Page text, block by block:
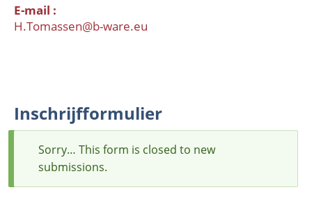
E-mail
H.Tomassen@b-ware.eu
Inschrijfformulier
Status
message
Sorry… This form is closed to new
submissions.